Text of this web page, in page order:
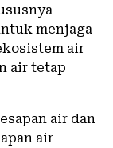
menjaga
air
air tetap
air dan
air